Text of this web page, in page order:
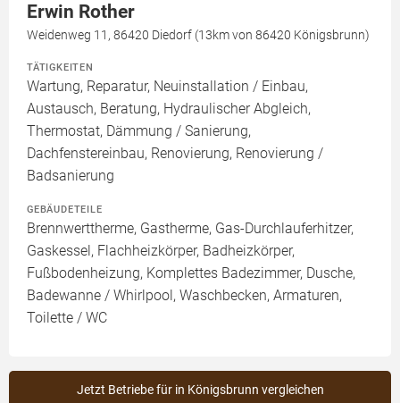
Erwin Rother
Weidenweg 11, 86420 Diedorf (13km von 86420 Königsbrunn)
TÄTIGKEITEN
Wartung, Reparatur, Neuinstallation / Einbau,
Austausch, Beratung, Hydraulischer Abgleich,
Thermostat, Dämmung / Sanierung,
Dachfenstereinbau, Renovierung, Renovierung /
Badsanierung
GEBÄUDETEILE
Brennwerttherme, Gastherme, Gas-Durchlauferhitzer,
Gaskessel, Flachheizkörper, Badheizkörper,
Fußbodenheizung, Komplettes Badezimmer, Dusche,
Badewanne / Whirlpool, Waschbecken, Armaturen,
Toilette / WC
Jetzt Betriebe für in Königsbrunn vergleichen